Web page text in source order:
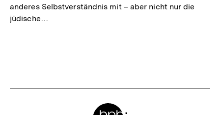
anderes Selbstverständnis mit – aber nicht nur die
jüdische…